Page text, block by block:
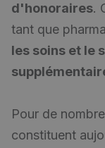
d'honoraires.
tant que
les soins et le
Pour de
constituent